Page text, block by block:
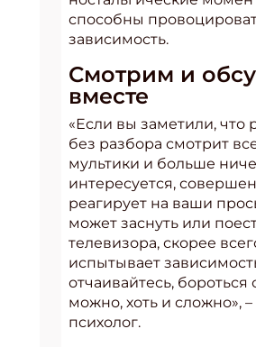
способны
зависимость.
Смотрим и
вместе
«Если вы заметили, что
без разбора смотрит
мультики и больше
интересуется,
реагирует на ваши
может заснуть или
телевизора, скорее
испытывает
отчаивайтесь, бороться
можно, хоть и сложно»,
психолог.